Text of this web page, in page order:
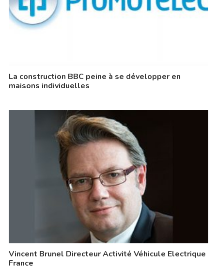
La construction BBC peine à se développer en
maisons individuelles
Vincent Brunel Directeur Activité Véhicule Electrique
France